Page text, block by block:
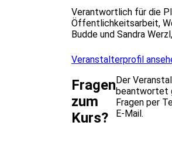
Verantwortlich für die
Öffentlichkeitsarbeit,
Budde und Sandra
Veranstalterprofil
Fragen
zum
Kurs?
Der
beantwortet
Fragen per
E-Mail.